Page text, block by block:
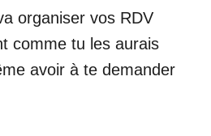
organiser vos RDV
comme tu les aurais
avoir à te demander